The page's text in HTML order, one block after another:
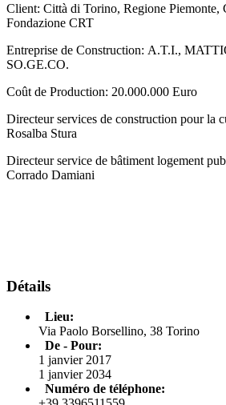
Client: Città di Torino, Regione Piemonte,
Fondazione CRT
Entreprise de Construction: A.T.I.,
SO.GE.CO.
Coût de Production: 20.000.000 Euro
Directeur services de construction pour la
Rosalba Stura
Directeur service de bâtiment logement
Corrado Damiani
Détails
Lieu:
Via Paolo Borsellino, 38 Torino
De - Pour:
1 janvier 2017
1 janvier 2034
Numéro de téléphone: